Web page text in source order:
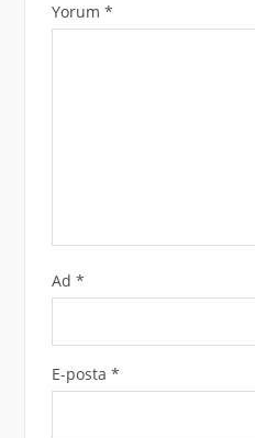
Yorum *
Ad *
E-posta *